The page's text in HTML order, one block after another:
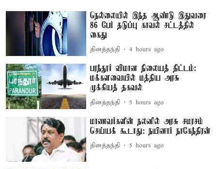
நெல்லையில் இந்த ஆண்டு இதுவரை
86 பேர் தடுப்பு காவல் சட்டத்தில்
கைது
தினத்தந்தி 4 hours ago
பரந்தூர் விமான நிலையத் திட்டம்:
மக்களவையில் மத்திய அரசு
முக்கியத் தகவல்
தினத்தந்தி 5 hours ago
மாணவர்களின் நலனில் அரசு சமரசம்
செய்யக் கூடாது: நயினார் நாகேந்திரன்
தினத்தந்தி 5 hours ago